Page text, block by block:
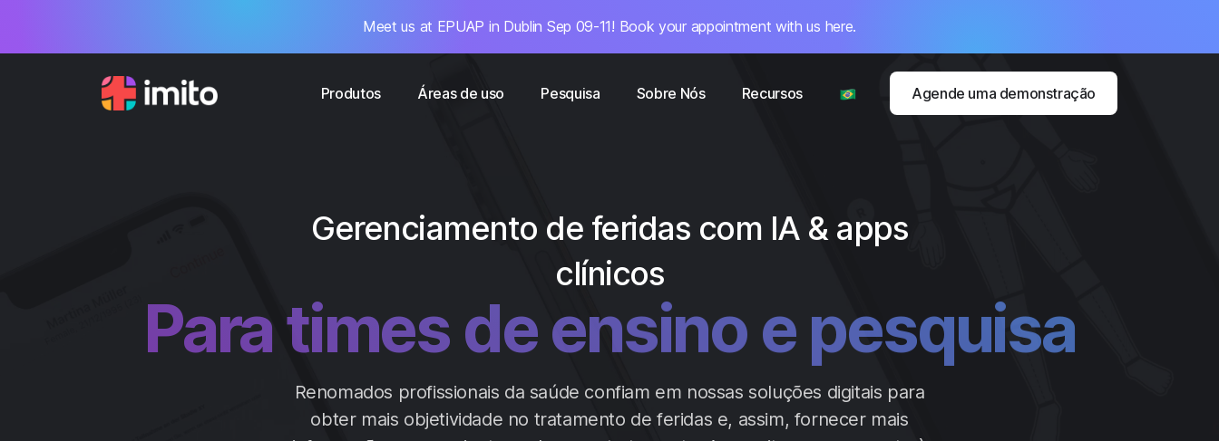
Meet us at EPUAP in Dublin Sep 09-11! Book your appointment with us here.
Produtos Áreas de uso Pesquisa Sobre Nós Recursos Agende uma demonstração
Gerenciamento de feridas com IA & apps
clínicos
Para hospitais e clínicas
Renomados profissionais da saúde confiam em nossas soluções digitais para
obter mais objetividade no tratamento de feridas e, assim, fornecer mais